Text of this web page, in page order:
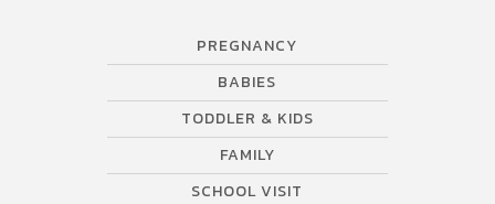
PREGNANCY
BABIES
TODDLER & KIDS
FAMILY
SCHOOL VISIT